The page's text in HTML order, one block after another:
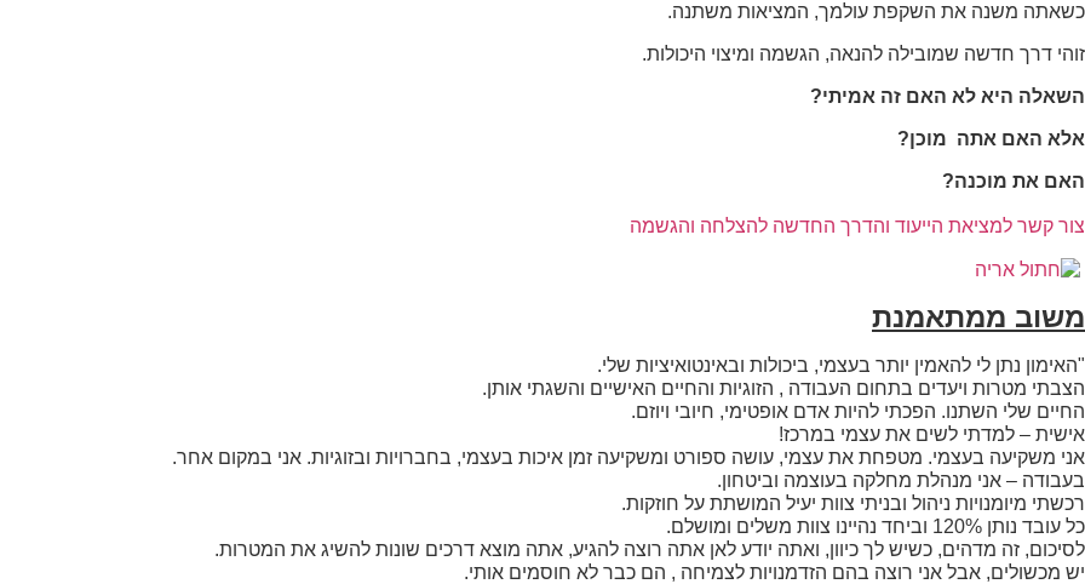
כשאתה משנה את השקפת עולמך, המציאות משתנה.
זוהי דרך חדשה שמובילה להנאה, הגשמה ומיצוי היכולות.
השאלה היא לא האם זה אמיתי?
אלא האם אתה מוכן?
האם את מוכנה?
צור קשר למציאת הייעוד והדרך החדשה להצלחה והגשמה
משוב ממתאמנת
"האימון נתן לי להאמין יותר בעצמי, ביכולות ובאינטואיציות שלי.
הצבתי מטרות ויעדים בתחום העבודה , הזוגיות והחיים האישיים והשגתי אותן.
החיים שלי השתנו. הפכתי להיות אדם אופטימי, חיובי ויוזם.
אישית – למדתי לשים את עצמי במרכז!
אני משקיעה בעצמי. מטפחת את עצמי, עושה ספורט ומשקיעה זמן איכות בעצמי, בחברויות ובזוגיות. אני במקום אחר.
בעבודה – אני מנהלת מחלקה בעוצמה וביטחון.
רכשתי מיומנויות ניהול ובניתי צוות יעיל המושתת על חוזקות.
כל עובד נותן 120% וביחד נהיינו צוות משלים ומושלם.
לסיכום, זה מדהים, כשיש לך כיוון, ואתה יודע לאן אתה רוצה להגיע, אתה מוצא דרכים שונות להשיג את המטרות.
יש מכשולים, אבל אני רוצה בהם הזדמנויות לצמיחה , הם כבר לא חוסמים אותי.
חוויית
משתמש
כדי שהאתר
שלנו יעבוד
מיטבית
ביקורך. אם
לקובצי
אלו, חלק
באתר
עשויות
שיווקי
על ידי
שיתוף
תחומי
העניין
וההתנהגות
שלך בעת